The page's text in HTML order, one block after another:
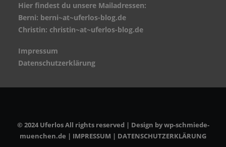
Hier findest du unsere Mailadressen:
Berni: berni~at~uferlos-blog.de
Christin: christin~at~uferlos-blog.de
Impressum
Datenschutzerklärung
© 2024 Uferlos All rights reserved | Design bywp-schmiede-
muenchen.de | IMPRESSUM | DATENSCHUTZERKLÄRUNG